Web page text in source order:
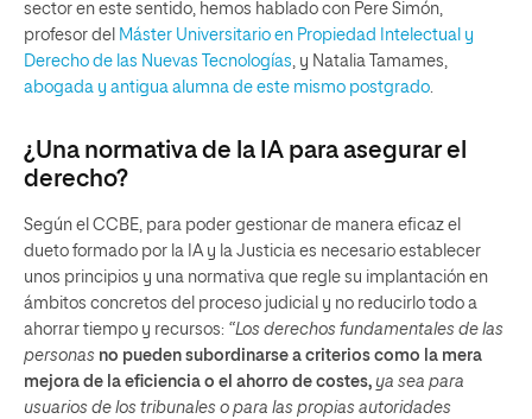
sector en este sentido, hemos hablado con Pere Simón,
profesor del Máster Universitario en Propiedad Intelectual y
Derecho de las Nuevas Tecnologías, y Natalia Tamames,
abogada y antigua alumna de este mismo postgrado.
¿Una normativa de la IA para asegurar el
derecho?
Según el CCBE, para poder gestionar de manera eficaz el
dueto formado por la IA y la Justicia es necesario establecer
unos principios y una normativa que regle su implantación en
ámbitos concretos del proceso judicial y no reducirlo todo a
ahorrar tiempo y recursos: “Los derechos fundamentales de las
personas no pueden subordinarse a criterios como la mera
mejora de la eficiencia o el ahorro de costes, ya sea para
usuarios de los tribunales o para las propias autoridades